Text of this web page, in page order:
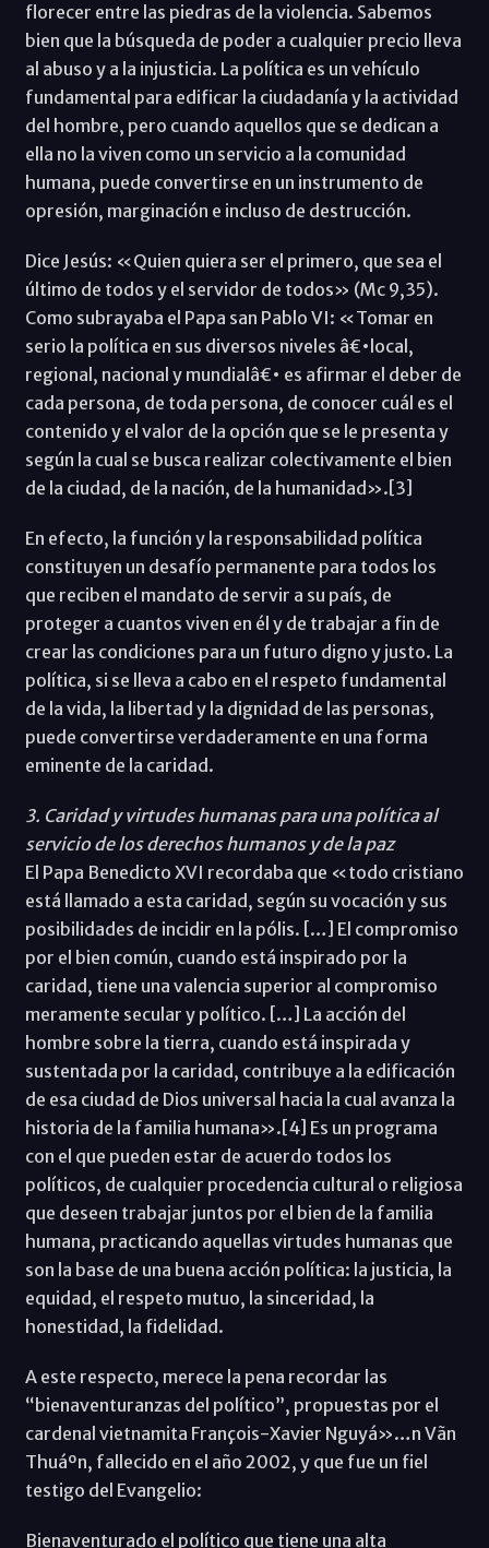
florecer entre las piedras de la violencia. Sabemos
bien que la búsqueda de poder a cualquier precio lleva
al abuso y a la injusticia. La política es un vehículo
fundamental para edificar la ciudadanía y la actividad
del hombre, pero cuando aquellos que se dedican a
ella no la viven como un servicio a la comunidad
humana, puede convertirse en un instrumento de
opresión, marginación e incluso de destrucción.
Dice Jesús: «Quien quiera ser el primero, que sea el
último de todos y el servidor de todos» (Mc 9,35).
Como subrayaba el Papa san Pablo VI: «Tomar en
serio la política en sus diversos niveles â€•local,
regional, nacional y mundialâ€• es afirmar el deber de
cada persona, de toda persona, de conocer cuál es el
contenido y el valor de la opción que se le presenta y
según la cual se busca realizar colectivamente el bien
de la ciudad, de la nación, de la humanidad».[3]
En efecto, la función y la responsabilidad política
constituyen un desafío permanente para todos los
que reciben el mandato de servir a su país, de
proteger a cuantos viven en él y de trabajar a fin de
crear las condiciones para un futuro digno y justo. La
política, si se lleva a cabo en el respeto fundamental
de la vida, la libertad y la dignidad de las personas,
puede convertirse verdaderamente en una forma
eminente de la caridad.
3. Caridad y virtudes humanas para una política al
servicio de los derechos humanos y de la paz
El Papa Benedicto XVI recordaba que «todo cristiano
está llamado a esta caridad, según su vocación y sus
posibilidades de incidir en la pólis. […] El compromiso
por el bien común, cuando está inspirado por la
caridad, tiene una valencia superior al compromiso
meramente secular y político. […] La acción del
hombre sobre la tierra, cuando está inspirada y
sustentada por la caridad, contribuye a la edificación
de esa ciudad de Dios universal hacia la cual avanza la
historia de la familia humana».[4] Es un programa
con el que pueden estar de acuerdo todos los
políticos, de cualquier procedencia cultural o religiosa
que deseen trabajar juntos por el bien de la familia
humana, practicando aquellas virtudes humanas que
son la base de una buena acción política: la justicia, la
equidad, el respeto mutuo, la sinceridad, la
honestidad, la fidelidad.
A este respecto, merece la pena recordar las
“bienaventuranzas del político”, propuestas por el
cardenal vietnamita François-Xavier Nguyá»…n Vãn
Thuáº­n, fallecido en el año 2002, y que fue un fiel
testigo del Evangelio:
Bienaventurado el político que tiene una alta